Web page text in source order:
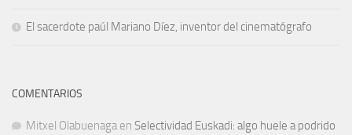
El sacerdote paúl Mariano Díez, inventor del cinematógrafo
COMENTARIOS
Mitxel Olabuenaga en Selectividad Euskadi: algo huele a podrido